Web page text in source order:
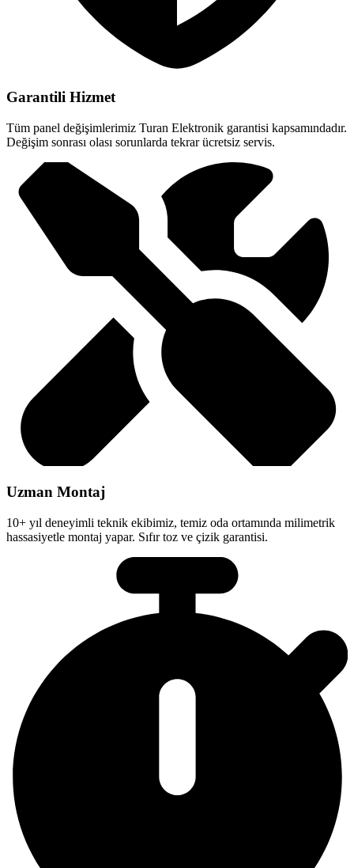
Garantili Hizmet
Tüm panel değişimlerimiz Turan Elektronik garantisi kapsamındadır.
Değişim sonrası olası sorunlarda tekrar ücretsiz servis.
Uzman Montaj
10+ yıl deneyimli teknik ekibimiz, temiz oda ortamında milimetrik
hassasiyetle montaj yapar. Sıfır toz ve çizik garantisi.